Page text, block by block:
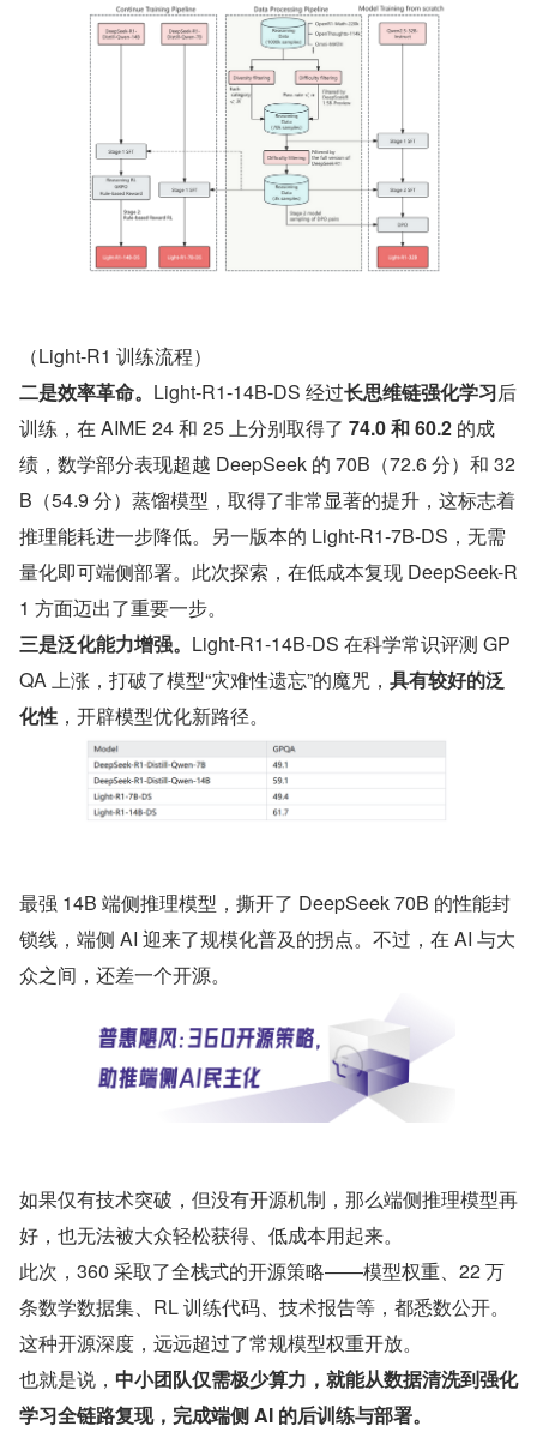
（Light-R1 训练流程）
二是效率革命。 Light-R1-14B-DS 经过长思维链强化学习后
训练，在 AIME 24 和 25 上分别取得了 74.0 和 60.2 的成
绩，数学部分表现超越 DeepSeek 的 70B（72.6 分）和 32
B（54.9 分）蒸馏模型，取得了非常显著的提升，这标志着
推理能耗进一步降低。另一版本的 Light-R1-7B-DS，无需
量化即可端侧部署。此次探索，在低成本复现 DeepSeek-R
1 方面迈出了重要一步。
三是泛化能力增强。 Light-R1-14B-DS 在科学常识评测 GP
QA 上涨，打破了模型“灾难性遗忘”的魔咒， 具有较好的泛
化性 ，开辟模型优化新路径。
最强 14B 端侧推理模型，撕开了 DeepSeek 70B 的性能封
锁线，端侧 AI 迎来了规模化普及的拐点。不过，在 AI 与大
众之间，还差一个开源。
如果仅有技术突破，但没有开源机制，那么端侧推理模型再
好，也无法被大众轻松获得、低成本用起来。
此次，360 采取了全栈式的开源策略——模型权重、22 万
条数学数据集、RL 训练代码、技术报告等，都悉数公开。
这种开源深度，远远超过了常规模型权重开放。
也就是说， 中小团队仅需极少算力，就能从数据清洗到强化
学习全链路复现，完成端侧 AI 的后训练与部署。